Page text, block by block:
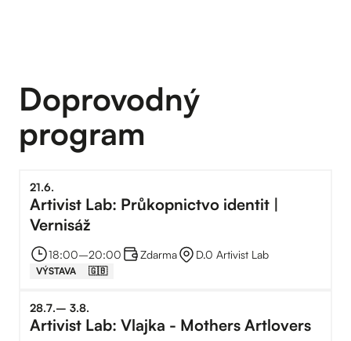
Doprovodný
program
21.6.
Artivist Lab: Průkopnictvo identit |
Vernisáž
18:00–⁠20:00 Zdarma D.0 Artivist Lab
VÝSTAVA 🇬🇧
28.7.–⁠ 3.8.
Artivist Lab: Vlajka - Mothers Artlovers